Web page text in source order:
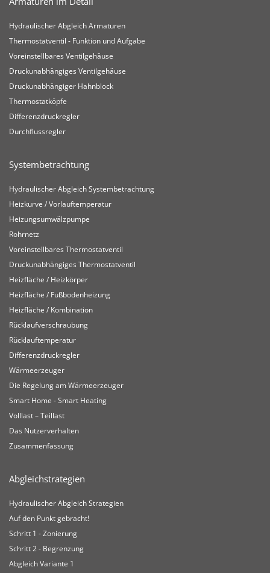
Hydraulischer Abgleich Armaturen
Thermostatventil - Funktion und Aufgabe
Voreinstellbares Ventilgehäuse
Druckunabhängiges Ventilgehäuse
Druckunabhängiger Hahnblock
Thermostatköpfe
Differenzdruckregler
Durchflussregler
Systembetrachtung
Hydraulischer Abgleich Systembetrachtung
Heizkurve / Vorlauftemperatur
Heizungsumwälzpumpe
Rohrnetz
Voreinstellbares Thermostatventil
Druckunabhängiges Thermostatventil
Heizfläche / Heizkörper
Heizfläche / Fußbodenheizung
Heizfläche / Kombination
Rücklaufverschraubung
Rücklauftemperatur
Differenzdruckregler
Wärmeerzeuger
Die Regelung am Wärmeerzeuger
Smart Home - Smart Heating
Volllast – Teillast
Das Nutzerverhalten
Zusammenfassung
Abgleichstrategien
Hydraulischer Abgleich Strategien
Auf den Punkt gebracht!
Schritt 1 - Zonierung
Schritt 2 - Begrenzung
Abgleich Variante 1